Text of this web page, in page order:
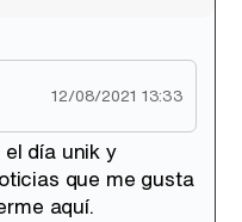
12/08/2021 13:33
día unik y
que me gusta
aquí.